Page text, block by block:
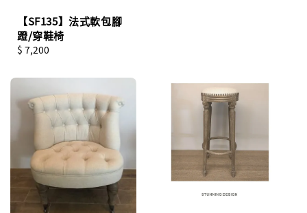
【SF135】法式軟包腳
蹬/穿鞋椅
Regular
$ 7,200